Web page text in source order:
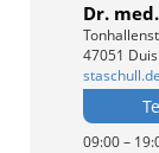
Dr.
47051
staschull.de
09:00 –